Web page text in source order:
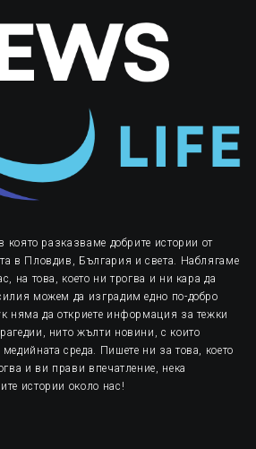
която разказваме добрите истории от
в Пловдив, България и света. Наблягаме
на това, което ни трогва и ни кара да
можем да изградим едно по-добро
няма да откриете информация за тежки
нито жълти новини, с които
среда. Пишете ни за това, което
и ви прави впечатление, нека
истории около нас!